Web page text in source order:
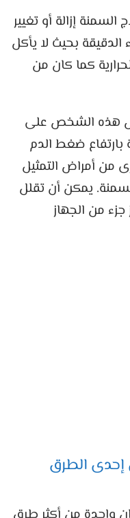
إزالة أو تغيير
بحيث لا يأكل
كما كان من
هذه الشخص على
بارتفاع ضغط الدم
وجوانب أخرى من أمراض التمثيل
يمكن أن تقلل
من الجهاز
إحدى الطرق